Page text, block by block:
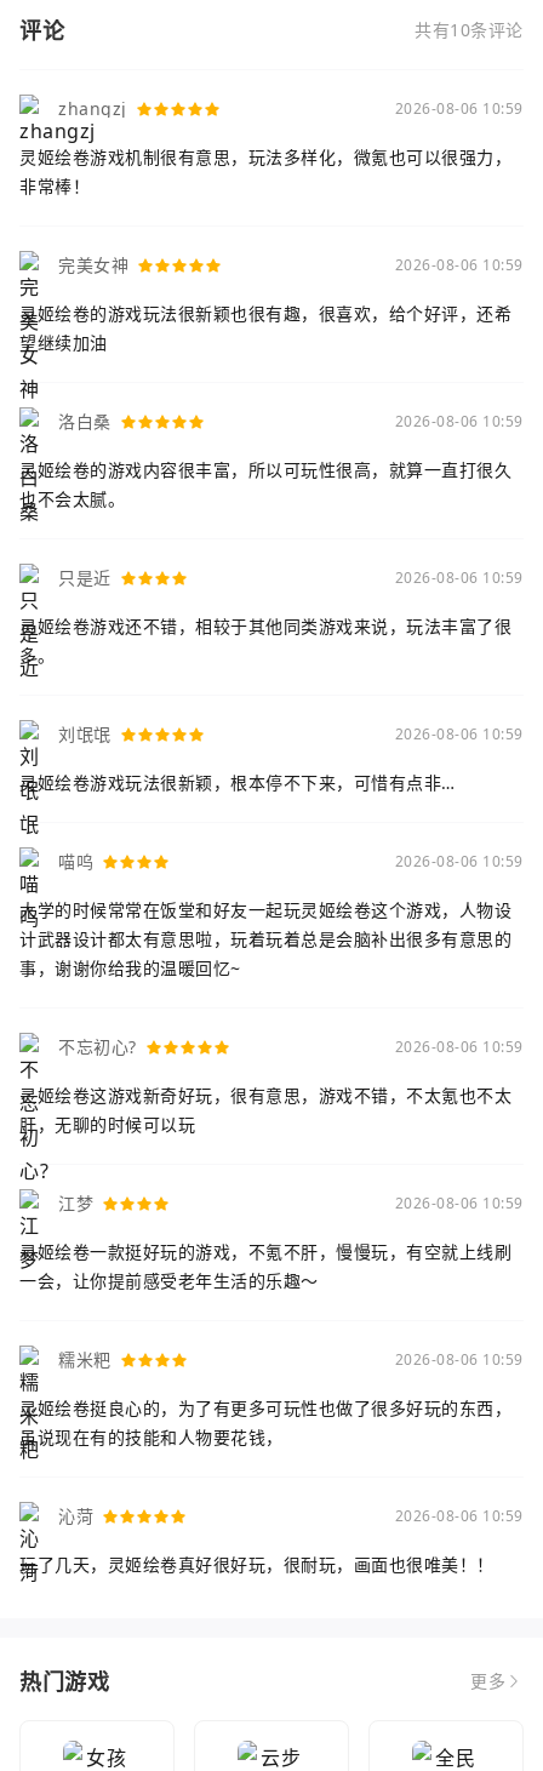
评论 共有10条评论
zhangzj 2026-08-06 10:59
灵姬绘卷游戏机制很有意思，玩法多样化，微氪也可以很强力，
非常棒！
完美女神 2026-08-06 10:59
灵姬绘卷的游戏玩法很新颖也很有趣，很喜欢，给个好评，还希
望继续加油
洛白桑 2026-08-06 10:59
灵姬绘卷的游戏内容很丰富，所以可玩性很高，就算一直打很久
也不会太腻。
只是近 2026-08-06 10:59
灵姬绘卷游戏还不错，相较于其他同类游戏来说，玩法丰富了很
多。
刘氓氓 2026-08-06 10:59
灵姬绘卷游戏玩法很新颖，根本停不下来，可惜有点非…
喵呜 2026-08-06 10:59
大学的时候常常在饭堂和好友一起玩灵姬绘卷这个游戏，人物设
计武器设计都太有意思啦，玩着玩着总是会脑补出很多有意思的
事，谢谢你给我的温暖回忆~
不忘初心? 2026-08-06 10:59
灵姬绘卷这游戏新奇好玩，很有意思，游戏不错，不太氪也不太
肝，无聊的时候可以玩
江梦 2026-08-06 10:59
灵姬绘卷一款挺好玩的游戏，不氪不肝，慢慢玩，有空就上线刷
一会，让你提前感受老年生活的乐趣～
糯米粑 2026-08-06 10:59
灵姬绘卷挺良心的，为了有更多可玩性也做了很多好玩的东西，
虽说现在有的技能和人物要花钱，
沁菏 2026-08-06 10:59
玩了几天，灵姬绘卷真好很好玩，很耐玩，画面也很唯美！！
热门游戏 更多